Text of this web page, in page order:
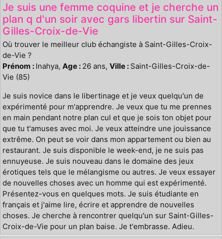
Je suis une femme coquine et je cherche un
plan q d'un soir avec gars libertin sur Saint-
Gilles-Croix-de-Vie
Où trouver le meilleur club échangiste à Saint-Gilles-Croix-
de-Vie ?
Prénom : Inahya, Age : 26 ans, Ville : Saint-Gilles-Croix-de-
Vie (85)
Je suis novice dans le libertinage et je veux quelqu'un de
expérimenté pour m'apprendre. Je veux que tu me prennes
en main pendant notre plan cul et que je sois ton objet pour
que tu t'amuses avec moi. Je veux atteindre une jouissance
extrême. On peut se voir dans mon appartement ou bien au
restaurant. Je suis disponible le week-end, je ne suis pas
ennuyeuse. Je suis nouveau dans le domaine des jeux
érotiques tels que le mélangisme ou autres. Je veux essayer
de nouvelles choses avec un homme qui est expérimenté.
Présentez-vous en quelques mots. Je suis étudiante en
français et j'aime lire, écrire et apprendre de nouvelles
choses. Je cherche à rencontrer quelqu'un sur Saint-Gilles-
Croix-de-Vie pour un plan baise. Je t'embrasse. Adieu.